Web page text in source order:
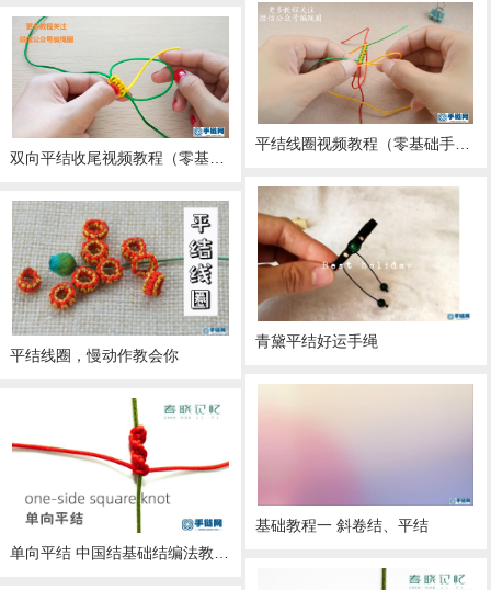
平结线圈视频教程（零基础手工编绳入门）
双向平结收尾视频教程（零基础手工编绳入门）
青黛平结好运手绳
平结线圈，慢动作教会你
基础教程一 斜卷结、平结
单向平结 中国结基础结编法教程 diy编绳小白的教学视频 春晓记忆